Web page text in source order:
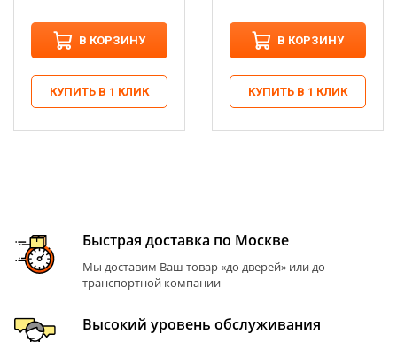
В КОРЗИНУ
КУПИТЬ В 1 КЛИК
В КОРЗИНУ
КУПИТЬ В 1 КЛИК
Быстрая доставка по Москве
Мы доставим Ваш товар «до дверей» или до
транспортной компании
Высокий уровень обслуживания